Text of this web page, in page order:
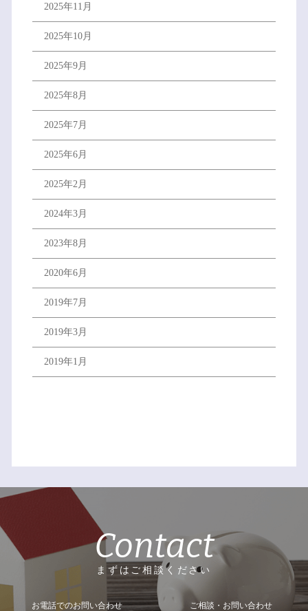
2025年11月
2025年10月
2025年9月
2025年8月
2025年7月
2025年6月
2025年2月
2024年3月
2023年8月
2020年6月
2019年7月
2019年3月
2019年1月
Contact
まずはご相談ください
お電話でのお問い合わせ ご相談・お問い合わせ